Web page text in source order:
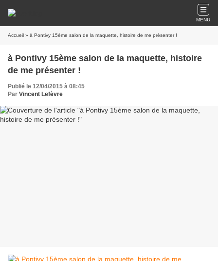
MENU
Accueil » à Pontivy 15ème salon de la maquette, histoire de me présenter !
à Pontivy 15ème salon de la maquette, histoire
de me présenter !
Publié le 12/04/2015 à 08:45
Par Vincent Lefèvre